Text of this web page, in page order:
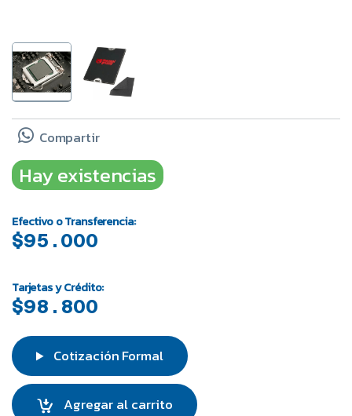
Compartir
Hay existencias
Efectivo o Transferencia:
$95.000
Tarjetas y Crédito:
$98.800
Cotización Formal
Agregar al carrito